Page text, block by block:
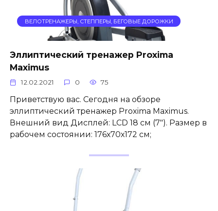
ВЕЛОТРЕНАЖЕРЫ, СТЕППЕРЫ, БЕГОВЫЕ ДОРОЖКИ
Эллиптический тренажер Proxima
Maximus
12.02.2021 0 75
Приветствую вас. Сегодня на обзоре
эллиптический тренажер Proxima Maximus.
Внешний вид Дисплей: LCD 18 см (7″). Размер в
рабочем состоянии: 176х70х172 см;